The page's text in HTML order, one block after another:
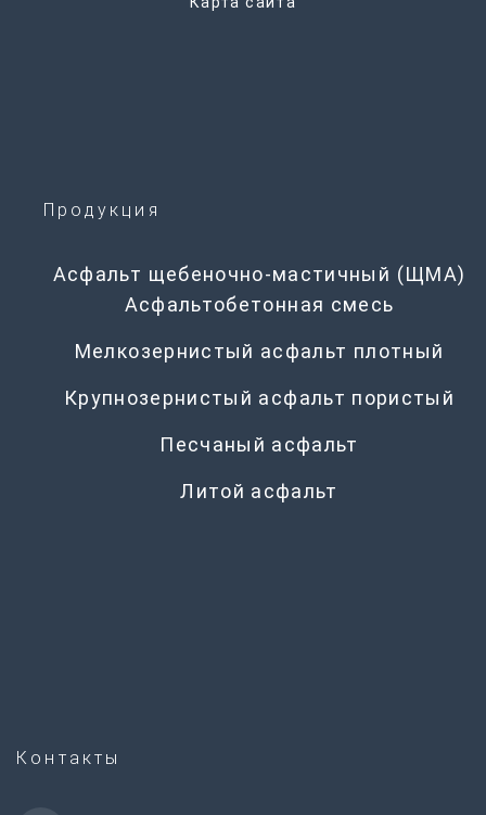
Продукция
Асфальт щебеночно-мастичный (ЩМА)
Асфальтобетонная смесь
Мелкозернистый асфальт плотный
Крупнозернистый асфальт пористый
Песчаный асфальт
Литой асфальт
Контакты